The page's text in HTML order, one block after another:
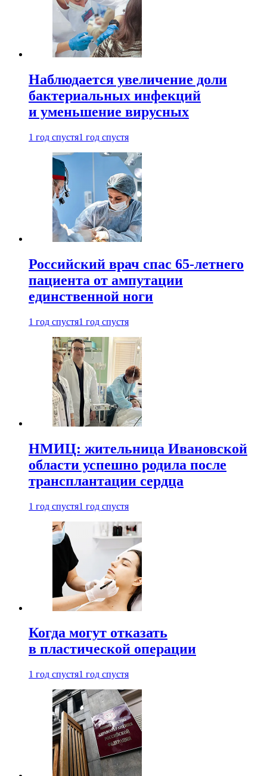
Наблюдается увеличение доли
бактериальных инфекций
и уменьшение вирусных
1 год спустя1 год спустя
Российский врач спас 65-летнего
пациента от ампутации
единственной ноги
1 год спустя1 год спустя
НМИЦ: жительница Ивановской
области успешно родила после
трансплантации сердца
1 год спустя1 год спустя
Когда могут отказать
в пластической операции
1 год спустя1 год спустя